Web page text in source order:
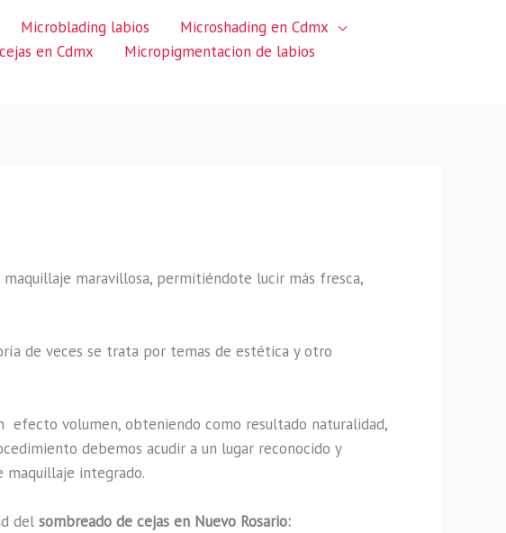
Microblading labios
Microshading en Cdmx
en Cdmx
Micropigmentacion de labios
maquillaje maravillosa, permitiéndote lucir más fresca,
de veces se trata por temas de estética y otro
efecto volumen, obteniendo como resultado naturalidad,
debemos acudir a un lugar reconocido y
integrado.
del sombreado de cejas en Nuevo Rosario: